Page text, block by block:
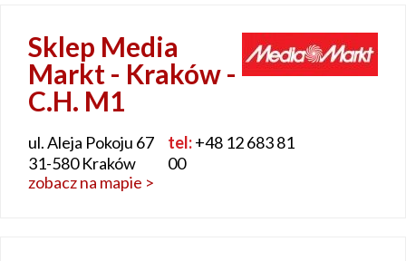
Sklep Media
Markt - Kraków -
C.H. M1
ul. Aleja Pokoju 67
31-580 Kraków
tel:+48 12 683 81
00
zobacz na mapie >